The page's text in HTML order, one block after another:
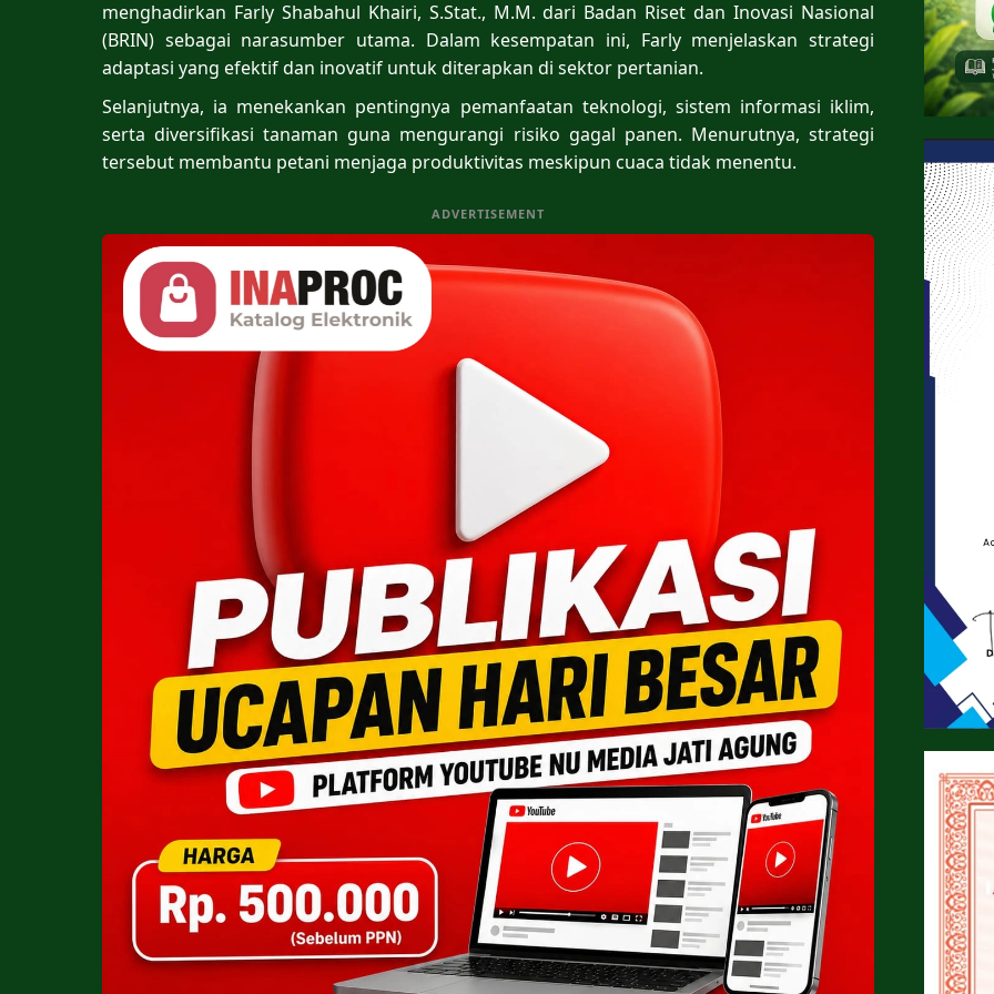
menghadirkan Farly Shabahul Khairi, S.Stat., M.M. dari Badan Riset dan Inovasi Nasional
(BRIN) sebagai narasumber utama. Dalam kesempatan ini, Farly menjelaskan strategi
adaptasi yang efektif dan inovatif untuk diterapkan di sektor pertanian.
Selanjutnya, ia menekankan pentingnya pemanfaatan teknologi, sistem informasi iklim,
serta diversifikasi tanaman guna mengurangi risiko gagal panen. Menurutnya, strategi
tersebut membantu petani menjaga produktivitas meskipun cuaca tidak menentu.
ADVERTISEMENT